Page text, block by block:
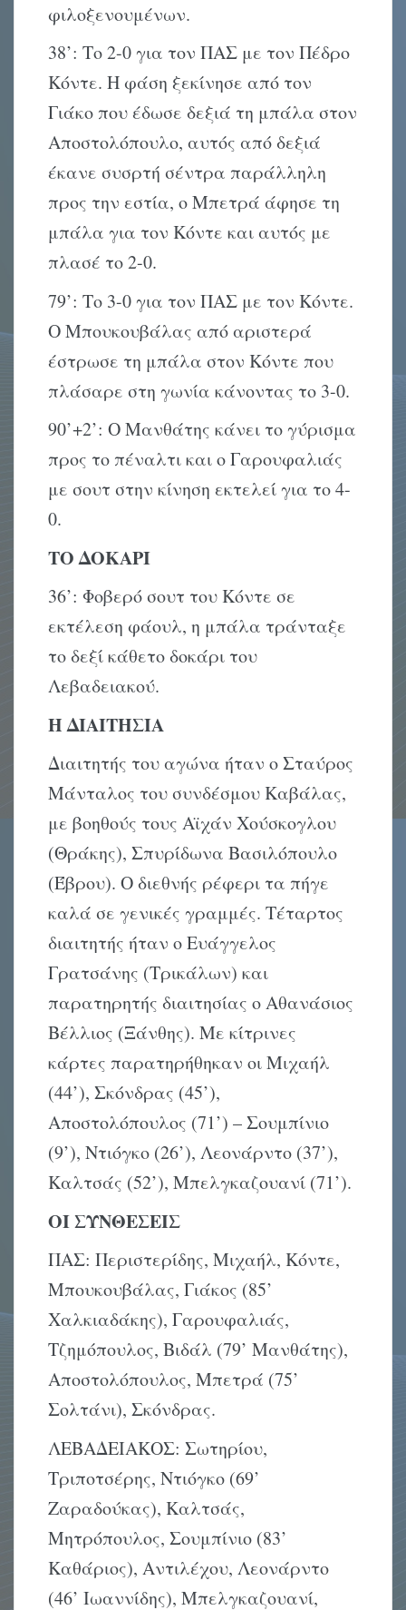
φιλοξενουμένων.
38’: Το 2-0 για τον ΠΑΣ με τον Πέδρο
Κόντε. Η φάση ξεκίνησε από τον
Γιάκο που έδωσε δεξιά τη μπάλα στον
Αποστολόπουλο, αυτός από δεξιά
έκανε συσρτή σέντρα παράλληλη
προς την εστία, ο Μπετρά άφησε τη
μπάλα για τον Κόντε και αυτός με
πλασέ το 2-0.
79’: Το 3-0 για τον ΠΑΣ με τον Κόντε.
Ο Μπουκουβάλας από αριστερά
έστρωσε τη μπάλα στον Κόντε που
πλάσαρε στη γωνία κάνοντας το 3-0.
90’+2’: Ο Μανθάτης κάνει το γύρισμα
προς το πέναλτι και ο Γαρουφαλιάς
με σουτ στην κίνηση εκτελεί για το 4-
0.
ΤΟ ΔΟΚΑΡΙ
36’: Φοβερό σουτ του Κόντε σε
εκτέλεση φάουλ, η μπάλα τράνταξε
το δεξί κάθετο δοκάρι του
Λεβαδειακού.
Η ΔΙΑΙΤΗΣΙΑ
Διαιτητής του αγώνα ήταν ο Σταύρος
Μάνταλος του συνδέσμου Καβάλας,
με βοηθούς τους Αϊχάν Χούσκογλου
(Θράκης), Σπυρίδωνα Βασιλόπουλο
(Έβρου). Ο διεθνής ρέφερι τα πήγε
καλά σε γενικές γραμμές. Τέταρτος
διαιτητής ήταν ο Ευάγγελος
Γρατσάνης (Τρικάλων) και
παρατηρητής διαιτησίας ο Αθανάσιος
Βέλλιος (Ξάνθης). Με κίτρινες
κάρτες παρατηρήθηκαν οι Μιχαήλ
(44’), Σκόνδρας (45’),
Αποστολόπουλος (71’) – Σουμπίνιο
(9’), Ντιόγκο (26’), Λεονάρντο (37’),
Καλτσάς (52’), Μπελγκαζουανί (71’).
ΟΙ ΣΥΝΘΕΣΕΙΣ
ΠΑΣ: Περιστερίδης, Μιχαήλ, Κόντε,
Μπουκουβάλας, Γιάκος (85’
Χαλκιαδάκης), Γαρουφαλιάς,
Τζημόπουλος, Βιδάλ (79’ Μανθάτης),
Αποστολόπουλος, Μπετρά (75’
Σολτάνι), Σκόνδρας.
ΛΕΒΑΔΕΙΑΚΟΣ: Σωτηρίου,
Τριποτσέρης, Ντιόγκο (69’
Ζαραδούκας), Καλτσάς,
Μητρόπουλος, Σουμπίνιο (83’
Καθάριος), Αντιλέχου, Λεονάρντο
(46’ Ιωαννίδης), Μπελγκαζουανί,